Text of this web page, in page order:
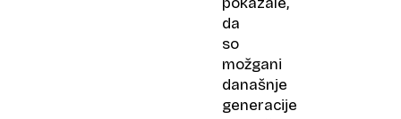
da
so
možgani
današnje
generacije